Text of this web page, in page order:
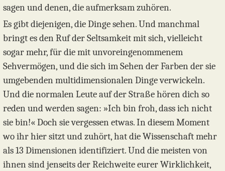
sagen und denen, die aufmerksam zuhören.
Es gibt diejenigen, die Dinge sehen. Und manchmal
bringt es den Ruf der Seltsamkeit mit sich, vielleicht
sogar mehr, für die mit unvoreingenommenem
Sehvermögen, und die sich im Sehen der Farben der sie
umgebenden multidimensionalen Dinge verwickeln.
Und die normalen Leute auf der Straße hören dich so
reden und werden sagen: »Ich bin froh, dass ich nicht
sie bin!« Doch sie vergessen etwas. In diesem Moment
wo ihr hier sitzt und zuhört, hat die Wissenschaft mehr
als 13 Dimensionen identifiziert. Und die meisten von
ihnen sind jenseits der Reichweite eurer Wirklichkeit,